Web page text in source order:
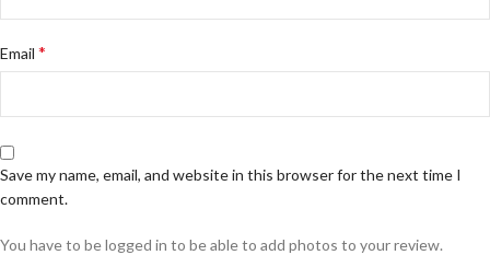
Email *
Save my name, email, and website in this browser for the next time I
comment.
You have to be logged in to be able to add photos to your review.